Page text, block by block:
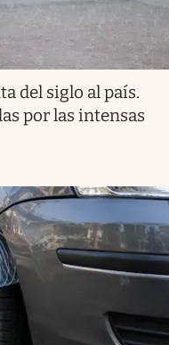
del siglo al país.
por las intensas